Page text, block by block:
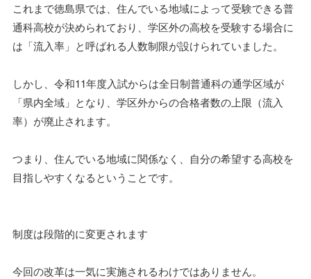
これまで徳島県では、住んでいる地域によって受験できる普
通科高校が決められており、学区外の高校を受験する場合に
は「流入率」と呼ばれる人数制限が設けられていました。
しかし、令和11年度入試からは全日制普通科の通学区域が
「県内全域」となり、学区外からの合格者数の上限（流入
率）が廃止されます。
つまり、住んでいる地域に関係なく、自分の希望する高校を
目指しやすくなるということです。
制度は段階的に変更されます
今回の改革は一気に実施されるわけではありません。